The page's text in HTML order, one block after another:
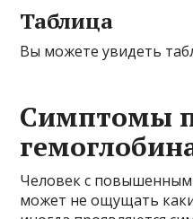
Таблица
Вы можете увидеть
Симптомы
Человек с повышенным
может не ощущать